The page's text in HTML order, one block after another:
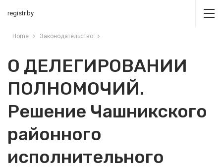
registr.by
Home Законодательство
О ДЕЛЕГИРОВАНИИ
ПОЛНОМОЧИЙ.
Решение Чашникского
районного
исполнительного